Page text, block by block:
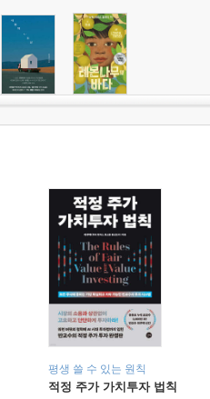
평생 쓸 수 있는 원칙
적정 주가 가치투자 법칙